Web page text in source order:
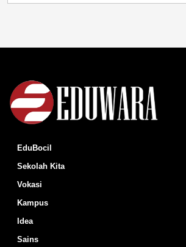
EduBocil
Sekolah Kita
Vokasi
Kampus
Idea
Sains